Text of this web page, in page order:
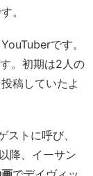
。
です。
。初期は2人の
稿していたよ
トに呼び、
降、イーサン